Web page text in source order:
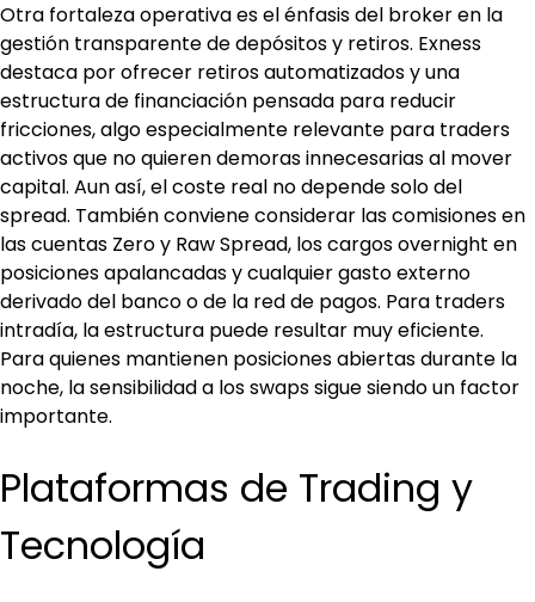
Otra fortaleza operativa es el énfasis del broker en la
gestión transparente de depósitos y retiros. Exness
destaca por ofrecer retiros automatizados y una
estructura de financiación pensada para reducir
fricciones, algo especialmente relevante para traders
activos que no quieren demoras innecesarias al mover
capital. Aun así, el coste real no depende solo del
spread. También conviene considerar las comisiones en
las cuentas Zero y Raw Spread, los cargos overnight en
posiciones apalancadas y cualquier gasto externo
derivado del banco o de la red de pagos. Para traders
intradía, la estructura puede resultar muy eficiente.
Para quienes mantienen posiciones abiertas durante la
noche, la sensibilidad a los swaps sigue siendo un factor
importante.
Plataformas de Trading y
Tecnología